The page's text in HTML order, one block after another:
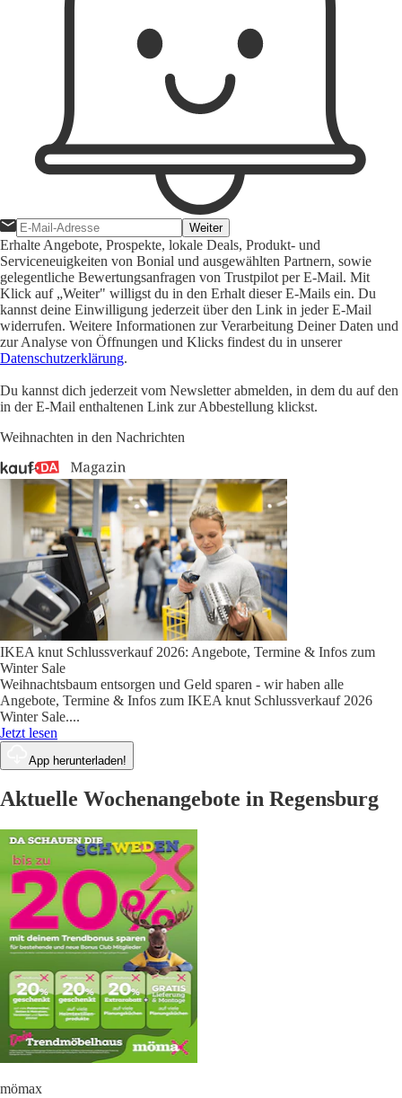
Weiter
Erhalte Angebote, Prospekte, lokale Deals, Produkt- und
Serviceneuigkeiten von Bonial und ausgewählten Partnern, sowie
gelegentliche Bewertungsanfragen von Trustpilot per E-Mail. Mit
Klick auf „Weiter" willigst du in den Erhalt dieser E-Mails ein. Du
kannst deine Einwilligung jederzeit über den Link in jeder E-Mail
widerrufen. Weitere Informationen zur Verarbeitung Deiner Daten und
zur Analyse von Öffnungen und Klicks findest du in unserer
Datenschutzerklärung.
Du kannst dich jederzeit vom Newsletter abmelden, in dem du auf den
in der E-Mail enthaltenen Link zur Abbestellung klickst.
Weihnachten in den Nachrichten
IKEA knut Schlussverkauf 2026: Angebote, Termine & Infos zum
Winter Sale
Weihnachtsbaum entsorgen und Geld sparen - wir haben alle
Angebote, Termine & Infos zum IKEA knut Schlussverkauf 2026
Winter Sale....
Jetzt lesen
App herunterladen!
Aktuelle Wochenangebote in Regensburg
mömax